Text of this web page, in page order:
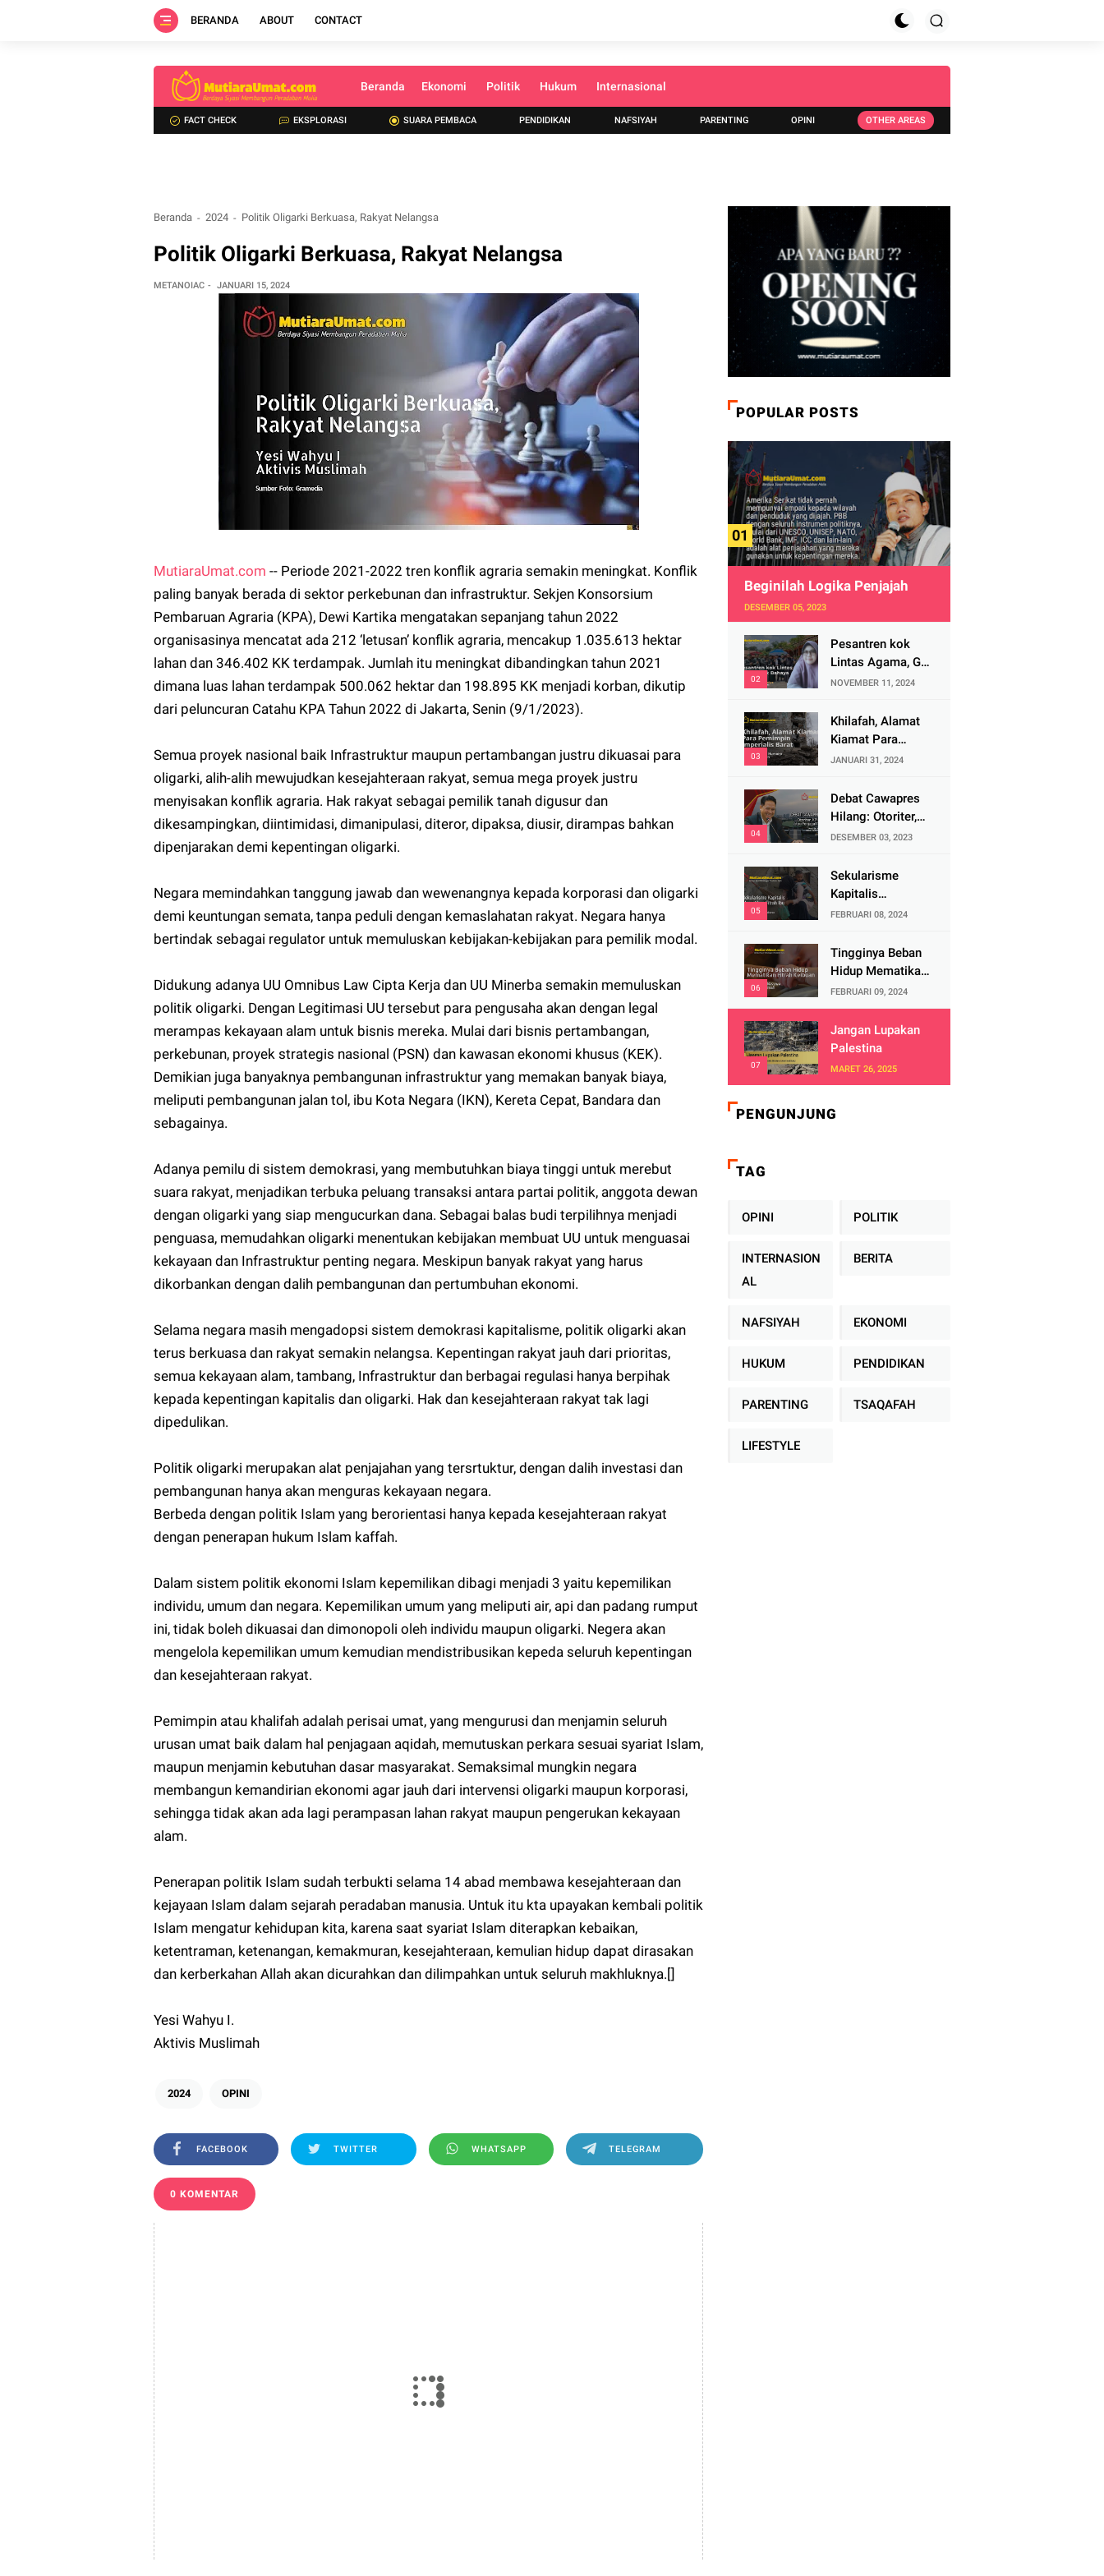
BERANDA ABOUT CONTACT
Beranda Ekonomi Politik Hukum Internasional
FACT CHECK EKSPLORASI SUARA PEMBACA PENDIDIKAN NAFSIYAH PARENTING OPINI OTHER AREAS
Beranda 2024 Politik Oligarki Berkuasa, Rakyat Nelangsa
Politik Oligarki Berkuasa, Rakyat Nelangsa
METANOIAC JANUARI 15, 2024
MutiaraUmat.com -- Periode 2021-2022 tren konflik agraria semakin meningkat. Konflik
paling banyak berada di sektor perkebunan dan infrastruktur. Sekjen Konsorsium
Pembaruan Agraria (KPA), Dewi Kartika mengatakan sepanjang tahun 2022
organisasinya mencatat ada 212 ‘letusan’ konflik agraria, mencakup 1.035.613 hektar
lahan dan 346.402 KK terdampak. Jumlah itu meningkat dibandingkan tahun 2021
dimana luas lahan terdampak 500.062 hektar dan 198.895 KK menjadi korban, dikutip
dari peluncuran Catahu KPA Tahun 2022 di Jakarta, Senin (9/1/2023).
Semua proyek nasional baik Infrastruktur maupun pertambangan justru dikuasai para
oligarki, alih-alih mewujudkan kesejahteraan rakyat, semua mega proyek justru
menyisakan konflik agraria. Hak rakyat sebagai pemilik tanah digusur dan
dikesampingkan, diintimidasi, dimanipulasi, diteror, dipaksa, diusir, dirampas bahkan
dipenjarakan demi kepentingan oligarki.
Negara memindahkan tanggung jawab dan wewenangnya kepada korporasi dan oligarki
demi keuntungan semata, tanpa peduli dengan kemaslahatan rakyat. Negara hanya
bertindak sebagai regulator untuk memuluskan kebijakan-kebijakan para pemilik modal.
Didukung adanya UU Omnibus Law Cipta Kerja dan UU Minerba semakin memuluskan
politik oligarki. Dengan Legitimasi UU tersebut para pengusaha akan dengan legal
merampas kekayaan alam untuk bisnis mereka. Mulai dari bisnis pertambangan,
perkebunan, proyek strategis nasional (PSN) dan kawasan ekonomi khusus (KEK).
Demikian juga banyaknya pembangunan infrastruktur yang memakan banyak biaya,
meliputi pembangunan jalan tol, ibu Kota Negara (IKN), Kereta Cepat, Bandara dan
sebagainya.
Adanya pemilu di sistem demokrasi, yang membutuhkan biaya tinggi untuk merebut
suara rakyat, menjadikan terbuka peluang transaksi antara partai politik, anggota dewan
dengan oligarki yang siap mengucurkan dana. Sebagai balas budi terpilihnya menjadi
penguasa, memudahkan oligarki menentukan kebijakan membuat UU untuk menguasai
kekayaan dan Infrastruktur penting negara. Meskipun banyak rakyat yang harus
dikorbankan dengan dalih pembangunan dan pertumbuhan ekonomi.
Selama negara masih mengadopsi sistem demokrasi kapitalisme, politik oligarki akan
terus berkuasa dan rakyat semakin nelangsa. Kepentingan rakyat jauh dari prioritas,
semua kekayaan alam, tambang, Infrastruktur dan berbagai regulasi hanya berpihak
kepada kepentingan kapitalis dan oligarki. Hak dan kesejahteraan rakyat tak lagi
dipedulikan.
Politik oligarki merupakan alat penjajahan yang tersrtuktur, dengan dalih investasi dan
pembangunan hanya akan menguras kekayaan negara.
Berbeda dengan politik Islam yang berorientasi hanya kepada kesejahteraan rakyat
dengan penerapan hukum Islam kaffah.
Dalam sistem politik ekonomi Islam kepemilikan dibagi menjadi 3 yaitu kepemilikan
individu, umum dan negara. Kepemilikan umum yang meliputi air, api dan padang rumput
ini, tidak boleh dikuasai dan dimonopoli oleh individu maupun oligarki. Negera akan
mengelola kepemilikan umum kemudian mendistribusikan kepeda seluruh kepentingan
dan kesejahteraan rakyat.
Pemimpin atau khalifah adalah perisai umat, yang mengurusi dan menjamin seluruh
urusan umat baik dalam hal penjagaan aqidah, memutuskan perkara sesuai syariat Islam,
maupun menjamin kebutuhan dasar masyarakat. Semaksimal mungkin negara
membangun kemandirian ekonomi agar jauh dari intervensi oligarki maupun korporasi,
sehingga tidak akan ada lagi perampasan lahan rakyat maupun pengerukan kekayaan
alam.
Penerapan politik Islam sudah terbukti selama 14 abad membawa kesejahteraan dan
kejayaan Islam dalam sejarah peradaban manusia. Untuk itu kta upayakan kembali politik
Islam mengatur kehidupan kita, karena saat syariat Islam diterapkan kebaikan,
ketentraman, ketenangan, kemakmuran, kesejahteraan, kemulian hidup dapat dirasakan
dan kerberkahan Allah akan dicurahkan dan dilimpahkan untuk seluruh makhluknya.[]
Yesi Wahyu I.
Aktivis Muslimah
2024 OPINI
FACEBOOK TWITTER WHATSAPP TELEGRAM
0 KOMENTAR
POPULAR POSTS
Beginilah Logika Penjajah
DESEMBER 05, 2023
Pesantren kok
Lintas Agama, Ga
Bahaya Tah?
NOVEMBER 11, 2024
Khilafah, Alamat
Kiamat Para
Pemimpin
JANUARI 31, 2024
Debat Cawapres
Hilang: Otoriter,
KPU Pengawal
Demokrasi?
DESEMBER 03, 2023
Sekularisme
Kapitalis
Mematikan Fitrah
FEBRUARI 08, 2024
Tingginya Beban
Hidup Mematikan
Fitrah Keibuan
FEBRUARI 09, 2024
Jangan Lupakan
Palestina
MARET 26, 2025
PENGUNJUNG
TAG
OPINI POLITIK
INTERNASION
AL
BERITA
NAFSIYAH EKONOMI
HUKUM PENDIDIKAN
PARENTING TSAQAFAH
LIFESTYLE